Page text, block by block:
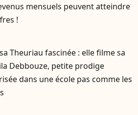
mensuels peuvent atteindre
!
Theuriau fascinée : elle filme sa
Debbouze, petite prodige
dans une école pas comme les